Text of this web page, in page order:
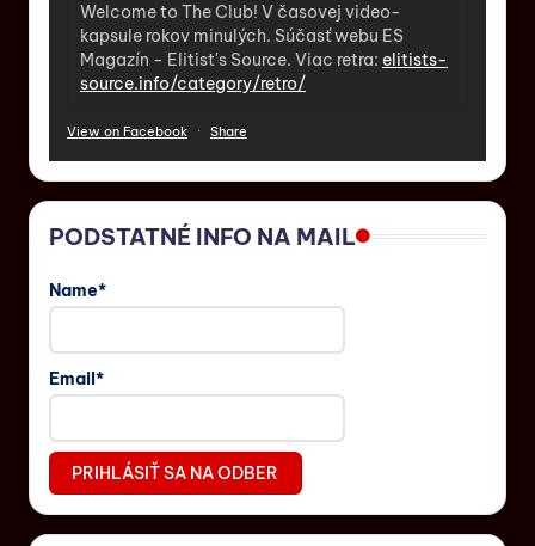
Welcome to The Club! V časovej video-
kapsule rokov minulých. Súčasť webu ES
Magazín - Elitist's Source. Viac retra: elitists-
source.info/category/retro/
View on Facebook · Share
PODSTATNÉ INFO NA MAIL
Name*
Email*